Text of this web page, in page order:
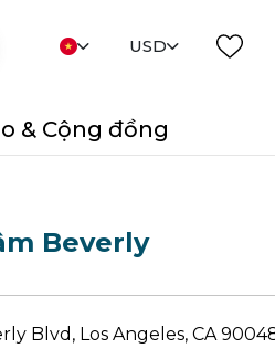
USD
& Cộng đồng
Beverly
Blvd, Los Angeles, CA